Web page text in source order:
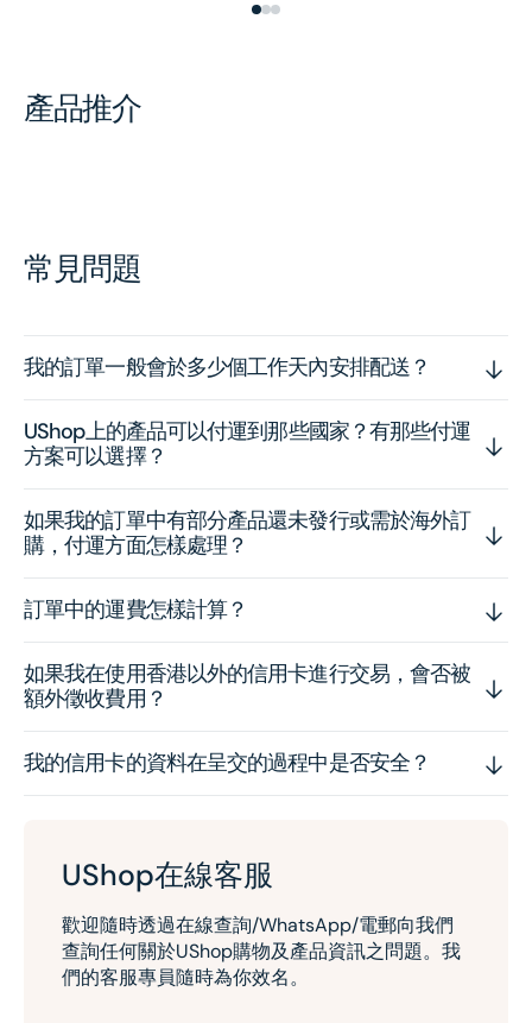
產品推介
常見問題
我的訂單一般會於多少個工作天內安排配送？
UShop上的產品可以付運到那些國家？有那些付運
方案可以選擇？
如果我的訂單中有部分產品還未發行或需於海外訂
購，付運方面怎樣處理？
訂單中的運費怎樣計算？
如果我在使用香港以外的信用卡進行交易，會否被
額外徵收費用？
我的信用卡的資料在呈交的過程中是否安全？
UShop在線客服
歡迎隨時透過在線查詢/WhatsApp/電郵向我們
查詢任何關於UShop購物及產品資訊之問題。我
們的客服專員隨時為你效名。